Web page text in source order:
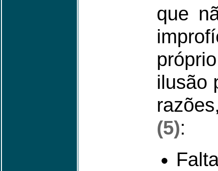
que
ilusão
(5):